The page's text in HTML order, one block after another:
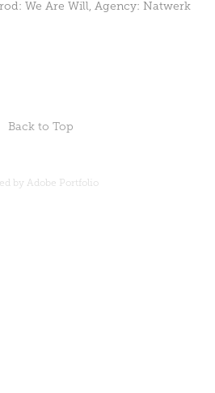
We Are Will, Agency: Natwerk
Back to Top
by Adobe Portfolio